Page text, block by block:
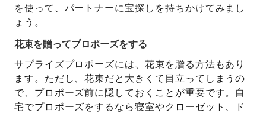
を使って、パートナーに宝探しを持ちかけてみまし
ょう。
花束を贈ってプロポーズをする
サプライズプロポーズには、花束を贈る方法もあり
ます。ただし、花束だと大きくて目立ってしまうの
で、プロポーズ前に隠しておくことが重要です。自
宅でプロポーズをするなら寝室やクローゼット、ド